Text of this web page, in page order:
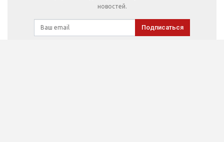
новостей.
Подписаться